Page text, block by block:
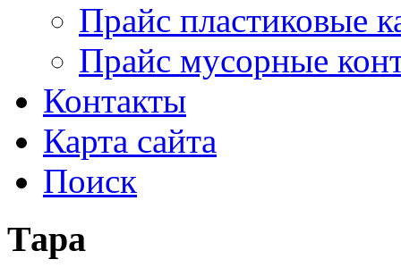
Прайс пластиковые
Прайс мусорные
Контакты
Карта сайта
Поиск
Тара